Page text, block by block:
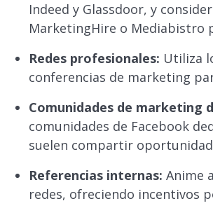
Indeed y Glassdoor, y
MarketingHire o Mediabistro
Redes profesionales: Utiliza
conferencias de marketing
Comunidades de marketing
comunidades de Facebook
suelen compartir
Referencias internas: Anime
redes, ofreciendo incentivos